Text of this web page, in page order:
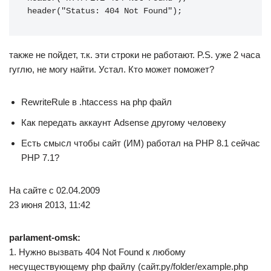
header("Status: 404 Not Found");
также не пойдет, т.к. эти строки не работают. P.S. уже 2 часа
гуглю, не могу найти. Устал. Кто может поможет?
RewriteRule в .htaccess на php файл
Как передать аккаунт Adsense другому человеку
Есть смысл чтобы сайт (ИМ) работал на PHP 8.1 сейчас
PHP 7.1?
На сайте с 02.04.2009
23 июня 2013, 11:42
parlament-omsk:
1. Нужно вызвать 404 Not Found к любому
несуществующему php файлу (сайт.ру/folder/example.php